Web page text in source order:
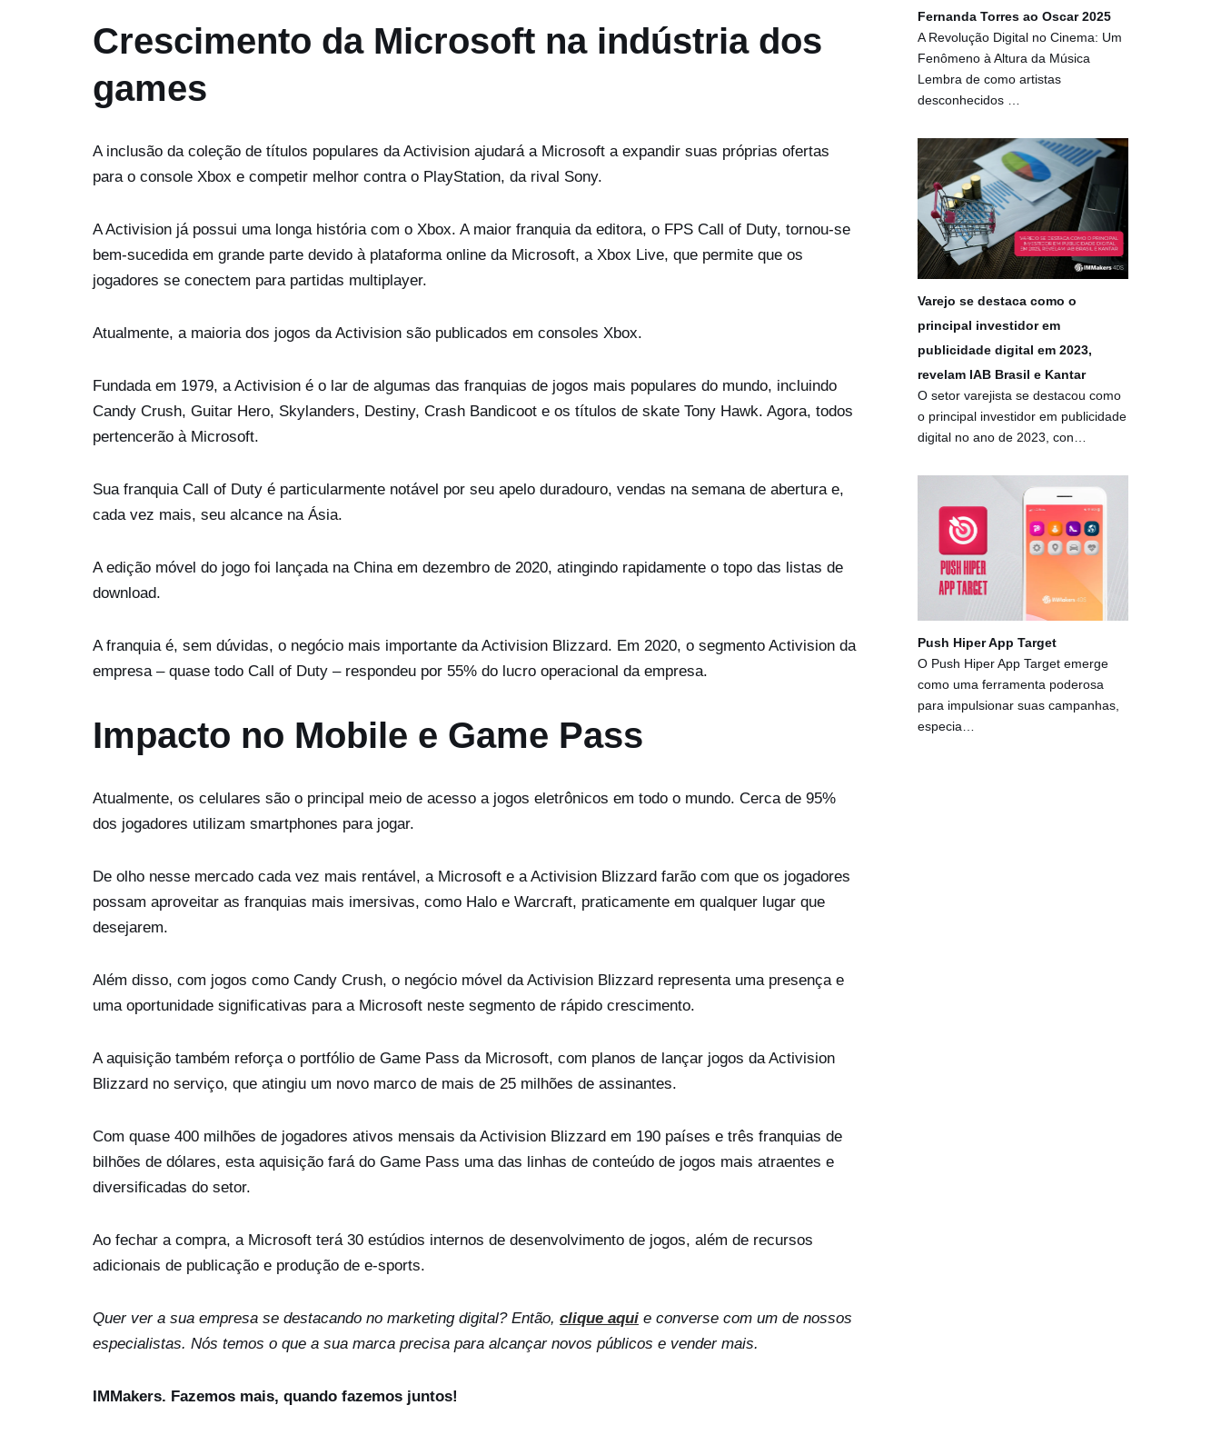
Crescimento da Microsoft na indústria dos
games
A inclusão da coleção de títulos populares da Activision ajudará a Microsoft a expandir suas próprias ofertas
para o console Xbox e competir melhor contra o PlayStation, da rival Sony.
A Activision já possui uma longa história com o Xbox. A maior franquia da editora, o FPS Call of Duty, tornou-se
bem-sucedida em grande parte devido à plataforma online da Microsoft, a Xbox Live, que permite que os
jogadores se conectem para partidas multiplayer.
Atualmente, a maioria dos jogos da Activision são publicados em consoles Xbox.
Fundada em 1979, a Activision é o lar de algumas das franquias de jogos mais populares do mundo, incluindo
Candy Crush, Guitar Hero, Skylanders, Destiny, Crash Bandicoot e os títulos de skate Tony Hawk. Agora, todos
pertencerão à Microsoft.
Sua franquia Call of Duty é particularmente notável por seu apelo duradouro, vendas na semana de abertura e,
cada vez mais, seu alcance na Ásia.
A edição móvel do jogo foi lançada na China em dezembro de 2020, atingindo rapidamente o topo das listas de
download.
A franquia é, sem dúvidas, o negócio mais importante da Activision Blizzard. Em 2020, o segmento Activision da
empresa – quase todo Call of Duty – respondeu por 55% do lucro operacional da empresa.
Impacto no Mobile e Game Pass
Atualmente, os celulares são o principal meio de acesso a jogos eletrônicos em todo o mundo. Cerca de 95%
dos jogadores utilizam smartphones para jogar.
De olho nesse mercado cada vez mais rentável, a Microsoft e a Activision Blizzard farão com que os jogadores
possam aproveitar as franquias mais imersivas, como Halo e Warcraft, praticamente em qualquer lugar que
desejarem.
Além disso, com jogos como Candy Crush, o negócio móvel da Activision Blizzard representa uma presença e
uma oportunidade significativas para a Microsoft neste segmento de rápido crescimento.
A aquisição também reforça o portfólio de Game Pass da Microsoft, com planos de lançar jogos da Activision
Blizzard no serviço, que atingiu um novo marco de mais de 25 milhões de assinantes.
Com quase 400 milhões de jogadores ativos mensais da Activision Blizzard em 190 países e três franquias de
bilhões de dólares, esta aquisição fará do Game Pass uma das linhas de conteúdo de jogos mais atraentes e
diversificadas do setor.
Ao fechar a compra, a Microsoft terá 30 estúdios internos de desenvolvimento de jogos, além de recursos
adicionais de publicação e produção de e-sports.
Quer ver a sua empresa se destacando no marketing digital? Então, clique aqui e converse com um de nossos
especialistas. Nós temos o que a sua marca precisa para alcançar novos públicos e vender mais.
IMMakers. Fazemos mais, quando fazemos juntos!
Fernanda Torres ao Oscar 2025
A Revolução Digital no Cinema: Um
Fenômeno à Altura da Música
Lembra de como artistas
desconhecidos …
Varejo se destaca como o
principal investidor em
publicidade digital em 2023,
revelam IAB Brasil e Kantar
O setor varejista se destacou como
o principal investidor em publicidade
digital no ano de 2023, con…
Push Hiper App Target
O Push Hiper App Target emerge
como uma ferramenta poderosa
para impulsionar suas campanhas,
especia…